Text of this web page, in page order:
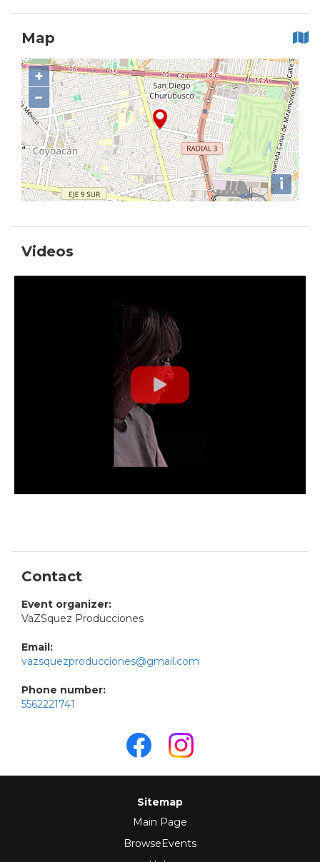
Map
+
−
i
Videos
Contact
Event organizer:
VaZSquez Producciones
Email:
vazsquezproducciones@gmail.com
Phone number:
5562221741
Sitemap
Main Page
BrowseEvents